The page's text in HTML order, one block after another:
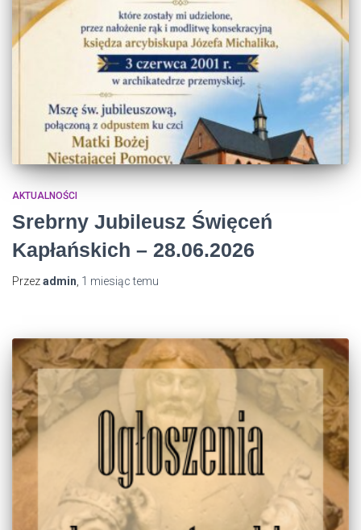
AKTUALNOŚCI
Srebrny Jubileusz Święceń
Kapłańskich – 28.06.2026
Przezadmin 1 miesiąctemu